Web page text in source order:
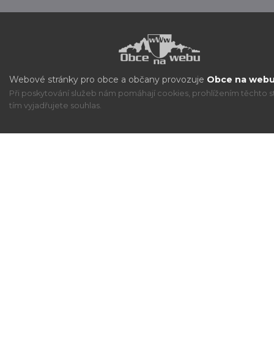
Webové stránky pro obce a občany provozuje Obce na
Při poskytování služeb nám pomáhají cookies, prohlížením těchto
tím vyjadřujete souhlas.